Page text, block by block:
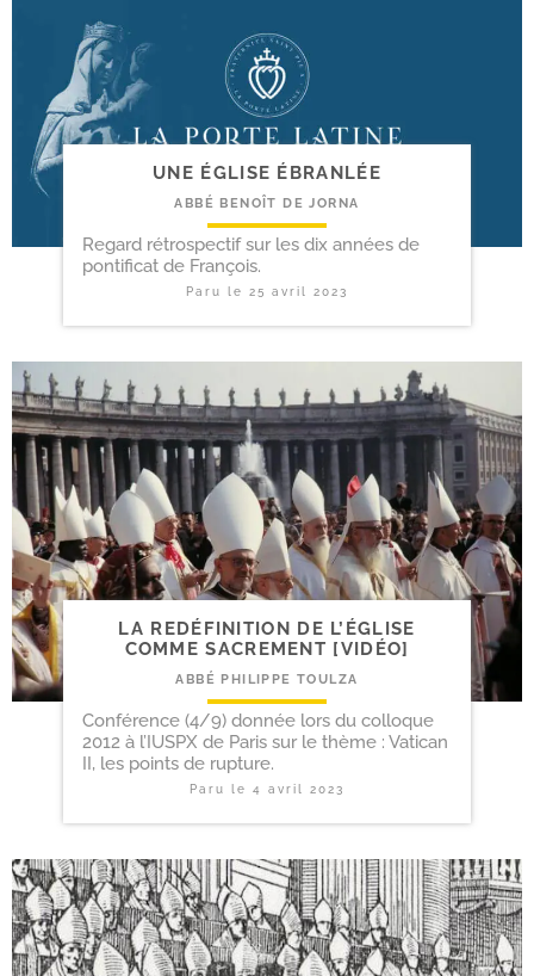
UNE ÉGLISE ÉBRANLÉE
ABBÉ BENOÎT DE JORNA
Regard rétrospectif sur les dix années de
pontificat de François.
Paru le 25 avril 2023
LA REDÉFINITION DE L’ÉGLISE
COMME SACREMENT [VIDÉO]
ABBÉ PHILIPPE TOULZA
Conférence (4/9) donnée lors du colloque
2012 à l’IUSPX de Paris sur le thème : Vatican
II, les points de rupture.
Paru le 4 avril 2023